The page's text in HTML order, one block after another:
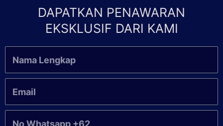
DAPATKAN PENAWARAN
EKSKLUSIF DARI KAMI